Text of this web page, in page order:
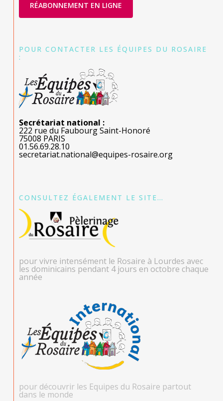
RÉABONNEMENT EN LIGNE
POUR CONTACTER LES ÉQUIPES DU ROSAIRE
:
Secrétariat national :
222 rue du Faubourg Saint-Honoré
75008 PARIS
01.56.69.28.10
secretariat.national@equipes-rosaire.org
CONSULTEZ ÉGALEMENT LE SITE…
pour vivre intensément le Rosaire à Lourdes avec
les dominicains pendant 4 jours en octobre chaque
année
pour découvrir les Equipes du Rosaire partout
dans le monde